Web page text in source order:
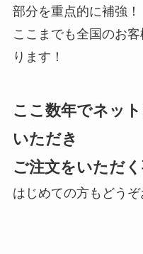
部分を重点的に補強！
ここまでも全国のお
ります！
ここ数年でネッ
いただき
ご注文をいただ
はじめての方もどう